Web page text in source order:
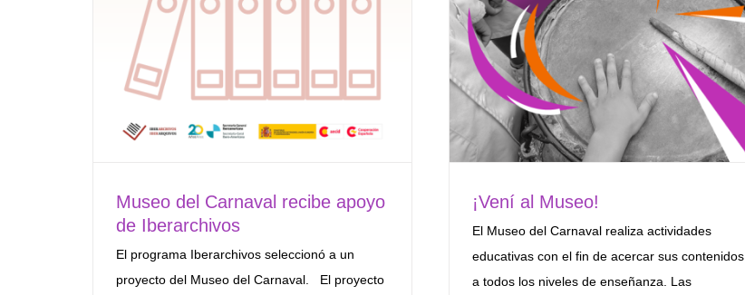
Museo del Carnaval recibe apoyo
de Iberarchivos
El programa Iberarchivos seleccionó a un
proyecto del Museo del Carnaval. El proyecto
¡Vení al Museo!
El Museo del Carnaval realiza actividades
educativas con el fin de acercar sus contenidos
a todos los niveles de enseñanza. Las